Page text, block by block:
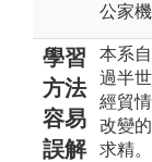
公家機
學習
方法
容易
誤解
本系
過半
經貿
改變
求精